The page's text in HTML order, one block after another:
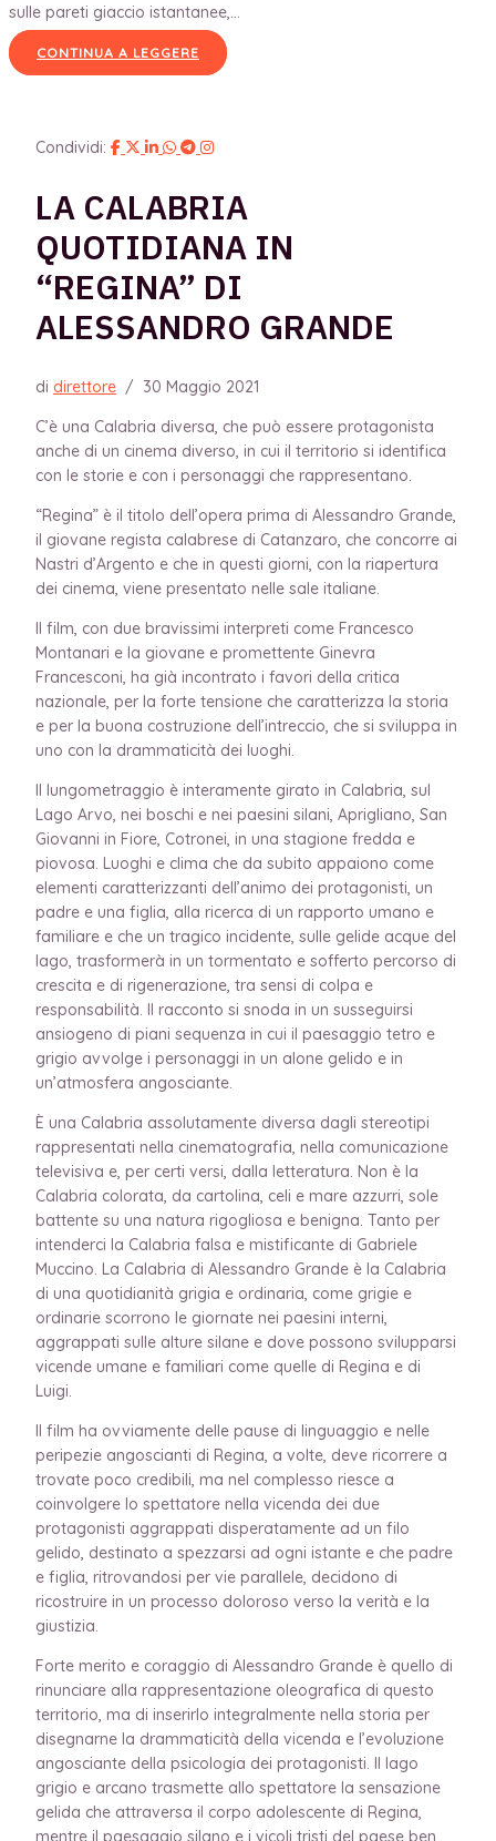
sulle pareti giaccio istantanee,...
CONTINUA A LEGGERE
Condividi:
LA CALABRIA
QUOTIDIANA IN
“REGINA” DI
ALESSANDRO GRANDE
di direttore / 30 Maggio 2021
C’è una Calabria diversa, che può essere protagonista
anche di un cinema diverso, in cui il territorio si identifica
con le storie e con i personaggi che rappresentano.
“Regina” è il titolo dell’opera prima di Alessandro Grande,
il giovane regista calabrese di Catanzaro, che concorre ai
Nastri d’Argento e che in questi giorni, con la riapertura
dei cinema, viene presentato nelle sale italiane.
Il film, con due bravissimi interpreti come Francesco
Montanari e la giovane e promettente Ginevra
Francesconi, ha già incontrato i favori della critica
nazionale, per la forte tensione che caratterizza la storia
e per la buona costruzione dell’intreccio, che si sviluppa in
uno con la drammaticità dei luoghi.
Il lungometraggio è interamente girato in Calabria, sul
Lago Arvo, nei boschi e nei paesini silani, Aprigliano, San
Giovanni in Fiore, Cotronei, in una stagione fredda e
piovosa. Luoghi e clima che da subito appaiono come
elementi caratterizzanti dell’animo dei protagonisti, un
padre e una figlia, alla ricerca di un rapporto umano e
familiare e che un tragico incidente, sulle gelide acque del
lago, trasformerà in un tormentato e sofferto percorso di
crescita e di rigenerazione, tra sensi di colpa e
responsabilità. Il racconto si snoda in un susseguirsi
ansiogeno di piani sequenza in cui il paesaggio tetro e
grigio avvolge i personaggi in un alone gelido e in
un’atmosfera angosciante.
È una Calabria assolutamente diversa dagli stereotipi
rappresentati nella cinematografia, nella comunicazione
televisiva e, per certi versi, dalla letteratura. Non è la
Calabria colorata, da cartolina, celi e mare azzurri, sole
battente su una natura rigogliosa e benigna. Tanto per
intenderci la Calabria falsa e mistificante di Gabriele
Muccino. La Calabria di Alessandro Grande è la Calabria
di una quotidianità grigia e ordinaria, come grigie e
ordinarie scorrono le giornate nei paesini interni,
aggrappati sulle alture silane e dove possono svilupparsi
vicende umane e familiari come quelle di Regina e di
Luigi.
Il film ha ovviamente delle pause di linguaggio e nelle
peripezie angoscianti di Regina, a volte, deve ricorrere a
trovate poco credibili, ma nel complesso riesce a
coinvolgere lo spettatore nella vicenda dei due
protagonisti aggrappati disperatamente ad un filo
gelido, destinato a spezzarsi ad ogni istante e che padre
e figlia, ritrovandosi per vie parallele, decidono di
ricostruire in un processo doloroso verso la verità e la
giustizia.
Forte merito e coraggio di Alessandro Grande è quello di
rinunciare alla rappresentazione oleografica di questo
territorio, ma di inserirlo integralmente nella storia per
disegnarne la drammaticità della vicenda e l’evoluzione
angosciante della psicologia dei protagonisti. Il lago
grigio e arcano trasmette allo spettatore la sensazione
gelida che attraversa il corpo adolescente di Regina,
mentre il paesaggio silano e i vicoli tristi del paese ben